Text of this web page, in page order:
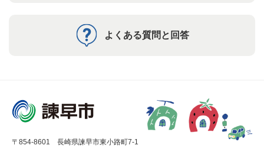
よくある質問と回答
〒854-8601 長崎県諫早市東小路町7-1